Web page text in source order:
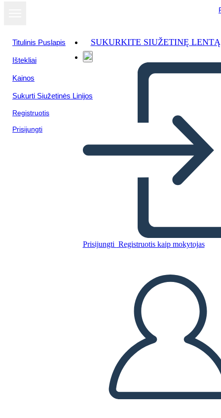
Titulinis Puslapis
Ištekliai
Kainos
Sukurti Siužetinės Linijos
Registruotis
Prisijungti
SUKURKITE SIUŽETINĘ LENTĄ
Prisijungti Registruotis kaip mokytojas
SUKURTI SIUŽETINĘ LENTĄ
PALEISTI SKAIDRIŲ DEMONSTRACIJĄ
SKAITYK MAN